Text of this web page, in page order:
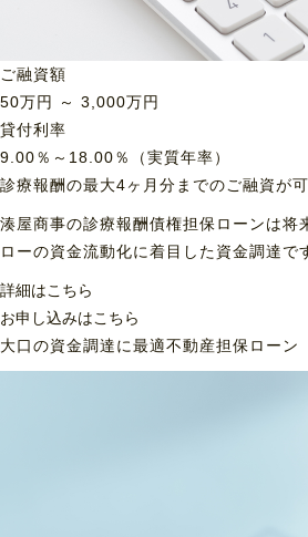
ご融資額
50万円 ～ 3,000万円
貸付利率
9.00％～18.00％（実質年率）
診療報酬の最大4ヶ月分までのご融資が可
湊屋商事の診療報酬債権担保ローンは将
ローの資金流動化に着目した資金調達で
詳細はこちら
お申し込みはこちら
大口の資金調達に最適不動産担保ローン